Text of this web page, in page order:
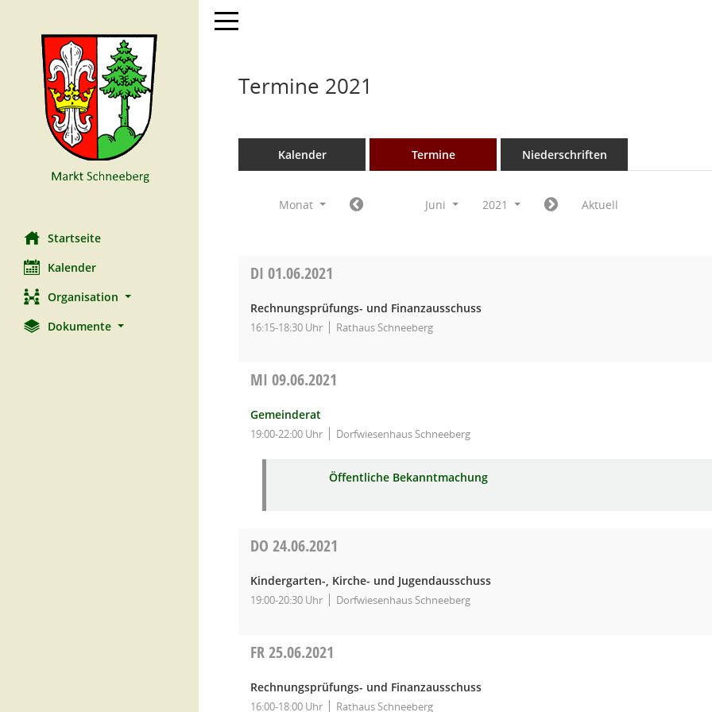
Startseite
Kalender
Organisation
Dokumente
Toggle navigation
Termine 2021
Kalender Termine Niederschriften
Monat Juni 2021 Aktuell
DI 01.06.2021
Rechnungsprüfungs- und Finanzausschuss
16:15-18:30 Uhr Rathaus Schneeberg
MI 09.06.2021
Gemeinderat
19:00-22:00 Uhr Dorfwiesenhaus Schneeberg
Öffentliche Bekanntmachung
DO 24.06.2021
Kindergarten-, Kirche- und Jugendausschuss
19:00-20:30 Uhr Dorfwiesenhaus Schneeberg
FR25.06.2021
Rechnungsprüfungs- und Finanzausschuss
16:00-18:00 Uhr Rathaus Schneeberg